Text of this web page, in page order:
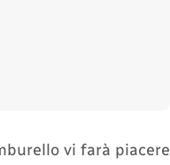
vi farà piacere